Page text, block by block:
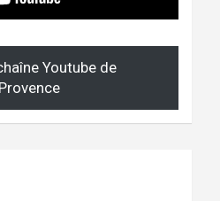
Youtube de